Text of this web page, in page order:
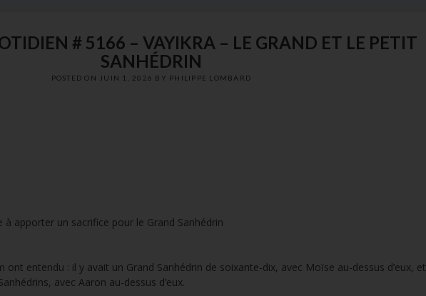
# 5166 – VAYIKRA – LE GRAND ET LE PETIT
SANHÉDRIN
POSTED ON JUIN 1, 2026 BY PHILIPPE LOMBARD
apporter un sacrifice pour le Grand Sanhédrin
entendu : il y avait un Grand Sanhédrin de soixante-dix, avec Moïse au-dessus d’eux, et
avec Aaron au-dessus d’eux.